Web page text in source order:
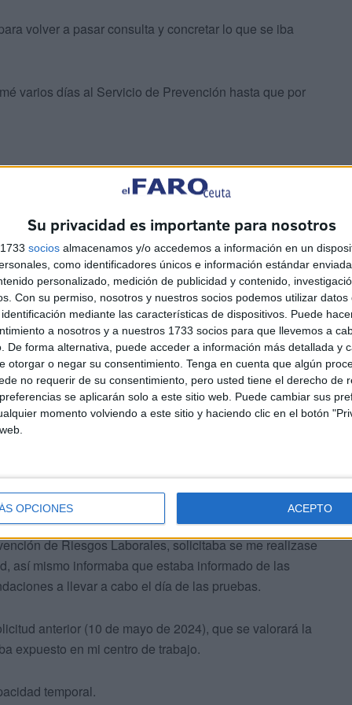
Su privacidad es importante para nosotros
socios almacenamos y/o accedemos a información en un
como identificadores únicos e información estándar
personalizado, medición de publicidad y contenido,
Con su permiso, nosotros y nuestros socios podemos utilizar datos
mediante las características de dispositivos. Puede
a nosotros y a nuestros 1733 socios para que llevemos a
De forma alternativa, puede acceder a información más detallada y
otorgar o negar su consentimiento. Tenga en cuenta que algún
no requerir de su consentimiento, pero usted tiene el derecho de
se aplicarán solo a este sitio web. Puede cambiar sus
momento volviendo a este sitio y haciendo clic en el botón
OPCIONES ACEPTO
volver a pasar consulta y concretar lo que se iba
varios días al Servicio de Prevención hasta que por
no me citaba a consulta. Y también le pregunté por el
Laborales no había ido todavía a valorar mi
de Incapacidad Temporal (IT) no me podía citar
tenía que estar de alta, que estando de IT no me
intentar de buscar una solución y seguir trabajando
el mismo centro, al día siguiente fui al médico de
bien del todo de salud.
Septiembre de 2022 (número de expediente 2022 /
de Riesgos Laborales, solicitaba se me realizase
así mismo informaba que estaba informado de las
a llevar a cabo el día de las pruebas.
anterior (10 de mayo de 2024), que se valorará la
expuesto en mi centro de trabajo.
temporal.